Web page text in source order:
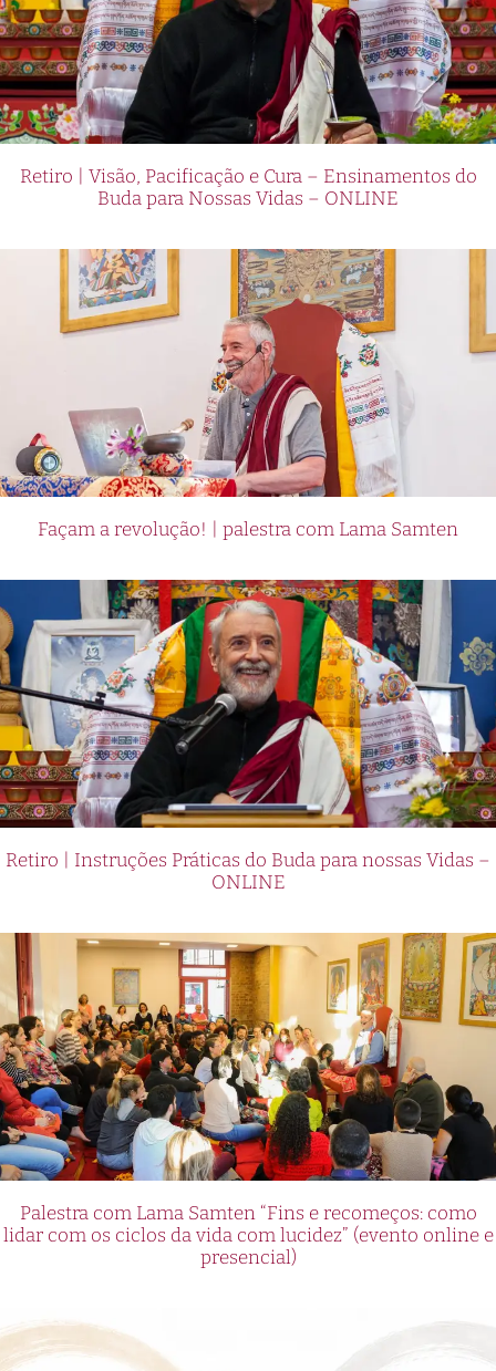
Retiro | Visão, Pacificação e Cura – Ensinamentos do
Buda para Nossas Vidas – ONLINE
Façam a revolução! | palestra com Lama Samten
Retiro | Instruções Práticas do Buda para nossas Vidas –
ONLINE
Palestra com Lama Samten “Fins e recomeços: como
lidar com os ciclos da vida com lucidez” (evento online e
presencial)